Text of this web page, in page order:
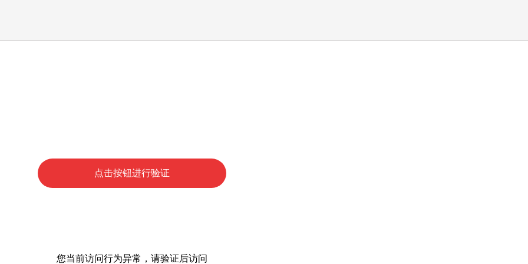
点击按钮进行验证
您当前访问行为异常，请验证后访问